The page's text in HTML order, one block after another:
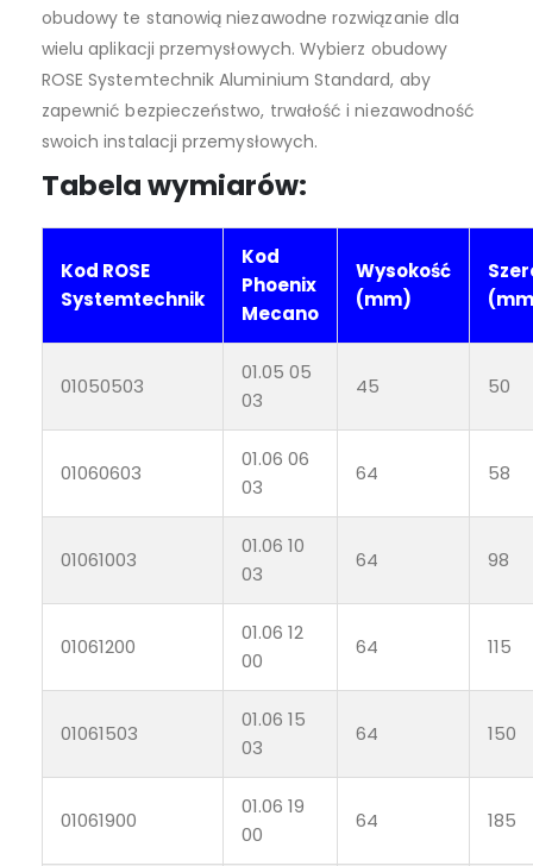
obudowy te stanowią niezawodne rozwiązanie dla
wielu aplikacji przemysłowych. Wybierz obudowy
ROSE Systemtechnik Aluminium Standard, aby
zapewnić bezpieczeństwo, trwałość i niezawodność
swoich instalacji przemysłowych.
Tabela wymiarów:
Kod ROSE
Systemtechnik
Kod
Phoenix
Mecano
Wysokość
(mm)
01050503
01.05 05
03
45 50
01060603
01.06 06
03
64 58
01061003
01.06 10
03
64 98
01061200
01.06 12
00
64 115
01061503
01.06 15
03
64 150
01061900
01.06 19
00
64 185